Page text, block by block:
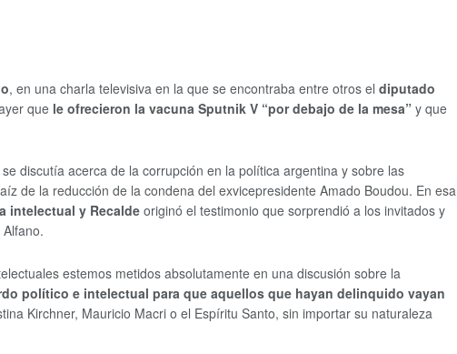
, en una charla televisiva en la que se encontraba entre otros el diputado
que le ofrecieron la vacuna Sputnik V “por debajo de la mesa” y que
discutía acerca de la corrupción en la política argentina y sobre las
de la reducción de la condena del exvicepresidente Amado Boudou. En esa
intelectual y Recaldeoriginó el testimonio que sorprendió a los invitados y
estemos metidos absolutamente en una discusión sobre la
político e intelectual para que aquellos que hayan delinquido vayan
Kirchner, Mauricio Macri o el Espíritu Santo, sin importar su naturaleza